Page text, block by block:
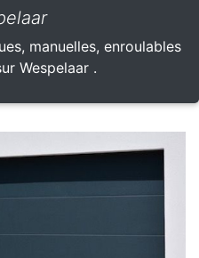
manuelles, enroulables
Wespelaar .